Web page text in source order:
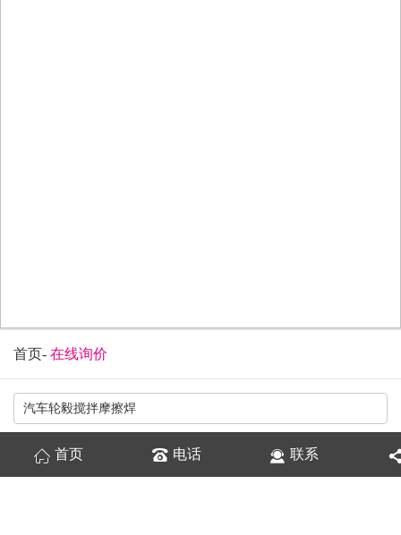
首页- 在线询价
首页 电话 联系